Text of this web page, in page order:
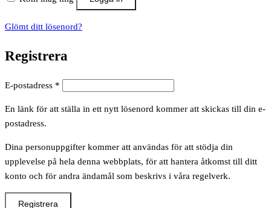
Glömt ditt lösenord?
Registrera
E-postadress *
En länk för att ställa in ett nytt lösenord kommer att skickas till din e-
postadress.
Dina personuppgifter kommer att användas för att stödja din
upplevelse på hela denna webbplats, för att hantera åtkomst till ditt
konto och för andra ändamål som beskrivs i våra regelverk.
Registrera